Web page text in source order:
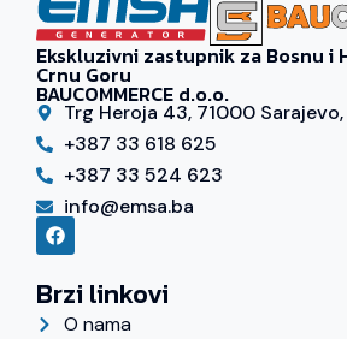
Ekskluzivni zastupnik za Bosnu i
Crnu Goru
BAUCOMMERCE d.o.o.
Trg Heroja 43, 71000 Sarajevo,
+387 33 618 625
+387 33 524 623
info@emsa.ba
Brzi linkovi
O nama